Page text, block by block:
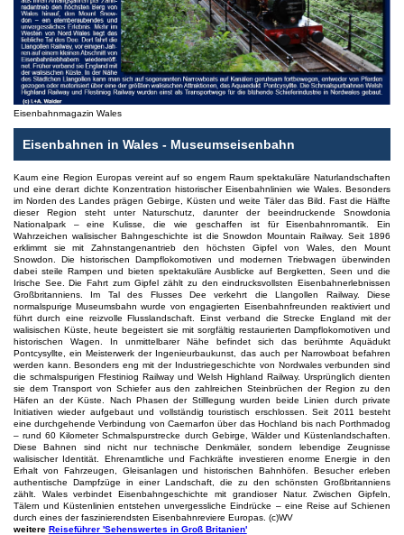
Eisenbahnmagazin Wales
Eisenbahnen in Wales - Museumseisenbahn
Kaum eine Region Europas vereint auf so engem Raum spektakuläre Naturlandschaften
und eine derart dichte Konzentration historischer Eisenbahnlinien wie Wales. Besonders
im Norden des Landes prägen Gebirge, Küsten und weite Täler das Bild. Fast die Hälfte
dieser Region steht unter Naturschutz, darunter der beeindruckende Snowdonia
Nationalpark – eine Kulisse, die wie geschaffen ist für Eisenbahnromantik. Ein
Wahrzeichen walisischer Bahngeschichte ist die Snowdon Mountain Railway. Seit 1896
erklimmt sie mit Zahnstangenantrieb den höchsten Gipfel von Wales, den Mount
Snowdon. Die historischen Dampflokomotiven und modernen Triebwagen überwinden
dabei steile Rampen und bieten spektakuläre Ausblicke auf Bergketten, Seen und die
Irische See. Die Fahrt zum Gipfel zählt zu den eindrucksvollsten Eisenbahnerlebnissen
Großbritanniens. Im Tal des Flusses Dee verkehrt die Llangollen Railway. Diese
normalspurige Museumsbahn wurde von engagierten Eisenbahnfreunden reaktiviert und
führt durch eine reizvolle Flusslandschaft. Einst verband die Strecke England mit der
walisischen Küste, heute begeistert sie mit sorgfältig restaurierten Dampflokomotiven und
historischen Wagen. In unmittelbarer Nähe befindet sich das berühmte Aquädukt
Pontcysyllte, ein Meisterwerk der Ingenieurbaukunst, das auch per Narrowboat befahren
werden kann. Besonders eng mit der Industriegeschichte von Nordwales verbunden sind
die schmalspurigen Ffestiniog Railway und Welsh Highland Railway. Ursprünglich dienten
sie dem Transport von Schiefer aus den zahlreichen Steinbrüchen der Region zu den
Häfen an der Küste. Nach Phasen der Stilllegung wurden beide Linien durch private
Initiativen wieder aufgebaut und vollständig touristisch erschlossen. Seit 2011 besteht
eine durchgehende Verbindung von Caernarfon über das Hochland bis nach Porthmadog
– rund 60 Kilometer Schmalspurstrecke durch Gebirge, Wälder und Küstenlandschaften.
Diese Bahnen sind nicht nur technische Denkmäler, sondern lebendige Zeugnisse
walisischer Identität. Ehrenamtliche und Fachkräfte investieren enorme Energie in den
Erhalt von Fahrzeugen, Gleisanlagen und historischen Bahnhöfen. Besucher erleben
authentische Dampfzüge in einer Landschaft, die zu den schönsten Großbritanniens
zählt. Wales verbindet Eisenbahngeschichte mit grandioser Natur. Zwischen Gipfeln,
Tälern und Küstenlinien entstehen unvergessliche Eindrücke – eine Reise auf Schienen
durch eines der faszinierendsten Eisenbahnreviere Europas. (c)WV
weitere Reiseführer 'Sehenswertes in Groß Britanien'